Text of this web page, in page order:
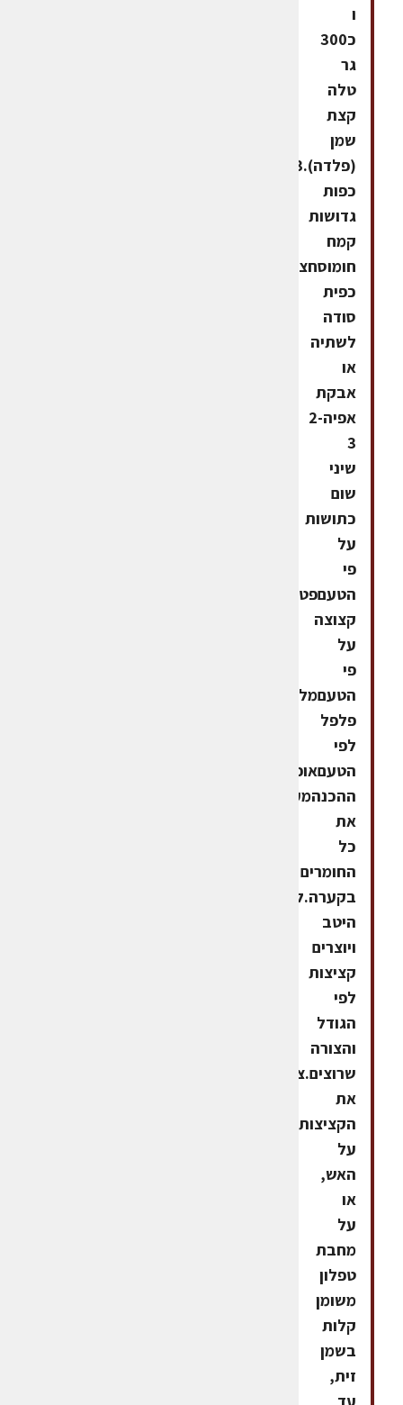
ו
כ300
גר
טלה
קצת
שמן
(פלדה).3
כפות
גדושות
קמח
חומוסחצי
כפית
סודה
לשתיה
או
אבקת
אפיה2-
3
שיני
שום
כתושות
על
פי
הטעםפטרוזיליה
קצוצה
על
פי
הטעםמלח,
פלפל
לפי
הטעםאופן
ההכנהמערבבים
את
כל
החומרים
בקערה.לשים
היטב
ויוצרים
קציצות
לפי
הגודל
והצורה
שרוצים.צולים
את
הקציצות
על
האש,
או
על
מחבת
טפלון
משומן
קלות
בשמן
זית,